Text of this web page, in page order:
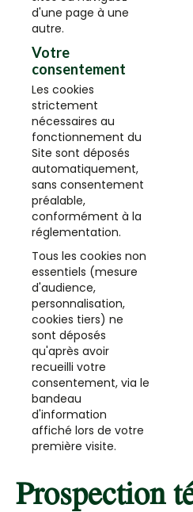
d'une page à une
autre.
Votre
consentement
Les cookies
strictement
nécessaires au
fonctionnement du
Site sont déposés
automatiquement,
sans consentement
préalable,
conformément à la
réglementation.
Tous les cookies non
essentiels (mesure
d'audience,
personnalisation,
cookies tiers) ne
sont déposés
qu'après avoir
recueilli votre
consentement, via le
bandeau
d'information
affiché lors de votre
première visite.
Prospection